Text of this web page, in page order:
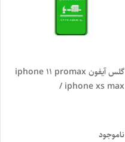
گلس آیفون iphone 11 promax
/ iphone xs max
ناموجود